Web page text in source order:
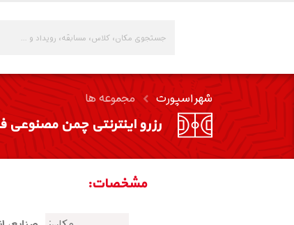
رزرو اینترنتی چمن مصنوعی
شهر اسپورت مجموعه ها
مشخصات: